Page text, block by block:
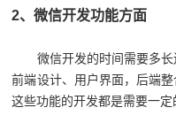
2、微信开发功能方面
微信开发的时间需要多长
前端设计、用户界面，后端
这些功能的开发都是需要一定